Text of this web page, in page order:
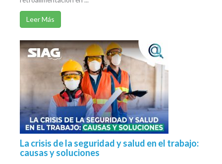
Leer Más
La crisis de la seguridad y salud en el trabajo:
causas y soluciones